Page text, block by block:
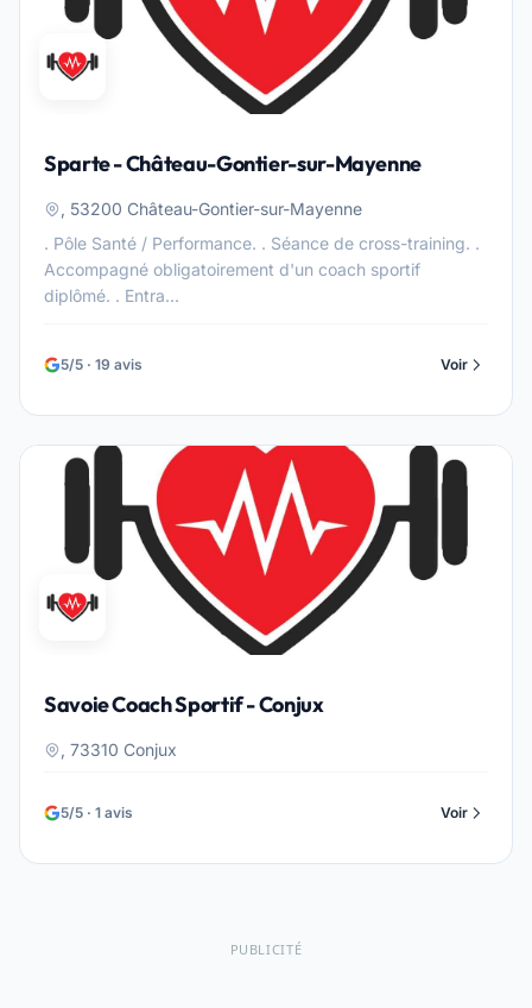
Sparte - Château-Gontier-sur-Mayenne
, 53200 Château-Gontier-sur-Mayenne
. Pôle Santé / Performance. . Séance de cross-training. .
Accompagné obligatoirement d'un coach sportif
diplômé. . Entra...
5/5 · 19 avis Voir
Savoie Coach Sportif - Conjux
, 73310 Conjux
5/5 · 1 avis Voir
PUBLICITÉ